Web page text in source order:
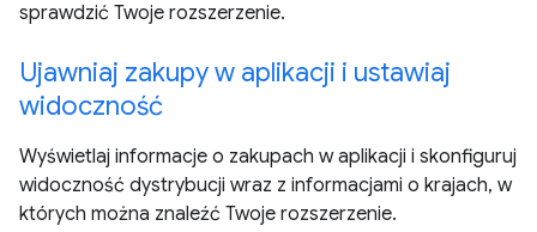
sprawdzić Twoje rozszerzenie.
Ujawniaj zakupy w aplikacji i ustawiaj
widoczność
Wyświetlaj informacje o zakupach w aplikacji i skonfiguruj
widoczność dystrybucji wraz z informacjami o krajach, w
których można znaleźć Twoje rozszerzenie.